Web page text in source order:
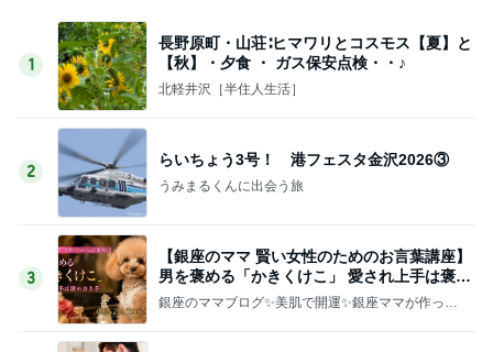
1
長野原町・山荘∶ヒマワリとコスモス【夏】と
【秋】・夕食 ・ ガス保安点検・・♪
北軽井沢［半住人生活］
2
らいちょう3号！ 港フェスタ金沢2026③
うみまるくんに出会う旅
3
【銀座のママ 賢い女性のためのお言葉講座】
男を褒める「かきくけこ」 愛され上手は褒め
方上手
銀座のママブログ✨美肌で開運✨銀座ママが作った